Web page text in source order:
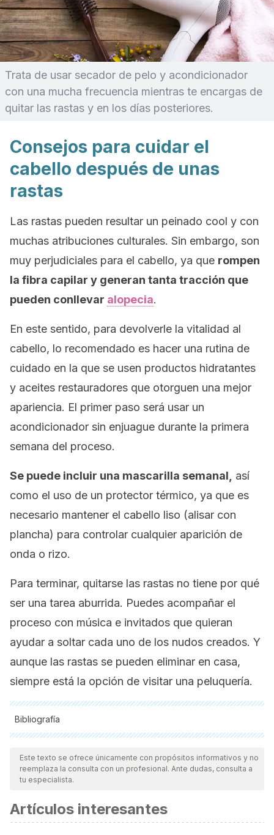
Trata de usar secador de pelo y acondicionador
con una mucha frecuencia mientras te encargas de
quitar las rastas y en los días posteriores.
Consejos para cuidar el
cabello después de unas
rastas
Las rastas pueden resultar un peinado cool y con
muchas atribuciones culturales. Sin embargo, son
muy perjudiciales para el cabello, ya que rompen
la fibra capilar y generan tanta tracción que
pueden conllevar alopecia.
En este sentido, para devolverle la vitalidad al
cabello, lo recomendado es hacer una rutina de
cuidado en la que se usen productos hidratantes
y aceites restauradores que otorguen una mejor
apariencia. El primer paso será usar un
acondicionador sin enjuague durante la primera
semana del proceso.
Se puede incluir una mascarilla semanal,
así
como el uso de un protector térmico, ya que es
necesario mantener el cabello liso (alisar con
plancha) para controlar cualquier aparición de
onda o rizo.
Para terminar, quitarse las rastas no tiene por qué
ser una tarea aburrida. Puedes acompañar el
proceso con música e invitados que quieran
ayudar a soltar cada uno de los nudos creados. Y
aunque las rastas se pueden eliminar en casa,
siempre está la opción de visitar una peluquería.
Bibliografía
Todas las fuentes citadas fueron revisadas a profundidad por
nuestro equipo, para asegurar su calidad, confiabilidad,
vigencia y validez.La bibliografía de este artículo fue
científica.
Maja Tabea Jerrentrup. A Twisted Style: The Culture of
Este texto se ofrece únicamente con propósitos informativos y no
reemplaza la consulta con un profesional. Ante dudas, consulta a
tu especialista.
Artículos interesantes